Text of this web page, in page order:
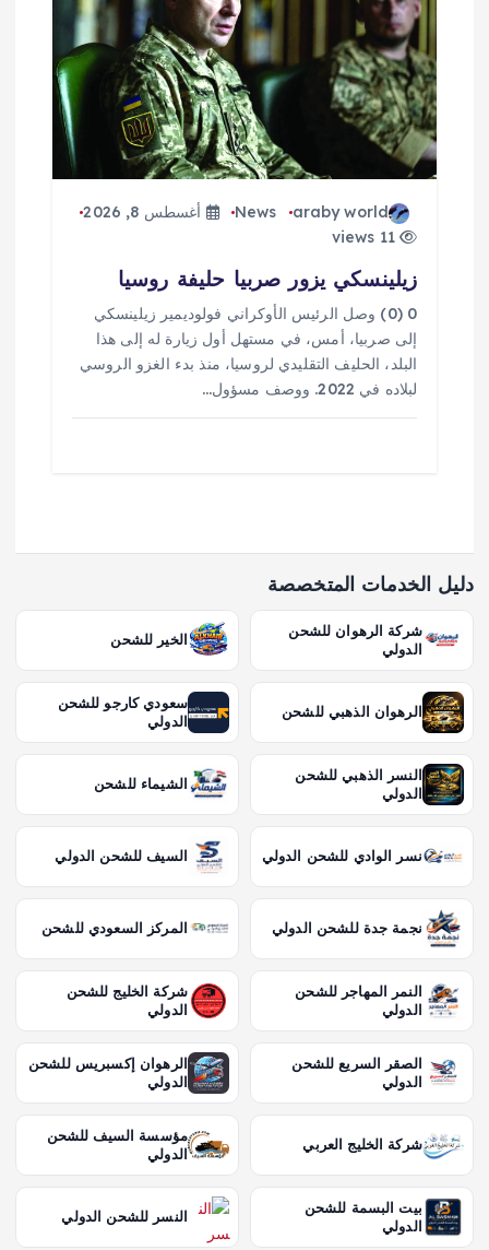
araby world
News
أغسطس 8, 2026
11 views
زيلينسكي يزور صربيا حليفة روسيا
0 (0) وصل الرئيس الأوكراني فولوديمير زيلينسكي
إلى صربيا، أمس، في مستهل أول زيارة له إلى هذا
البلد، الحليف التقليدي لروسيا، منذ بدء الغزو الروسي
لبلاده في 2022. ووصف مسؤول…
دليل الخدمات المتخصصة
شركة الرهوان للشحن
الدولي
الخير للشحن
الرهوان الذهبي للشحن
سعودي كارجو للشحن
الدولي
النسر الذهبي للشحن
الدولي
الشيماء للشحن
نسر الوادي للشحن الدولي السيف للشحن الدولي
نجمة جدة للشحن الدولي المركز السعودي للشحن
النمر المهاجر للشحن
الدولي
شركة الخليج للشحن
الدولي
الصقر السريع للشحن
الدولي
الرهوان إكسبريس للشحن
الدولي
شركة الخليج العربي
مؤسسة السيف للشحن
الدولي
بيت البسمة للشحن
الدولي
النسر للشحن الدولي